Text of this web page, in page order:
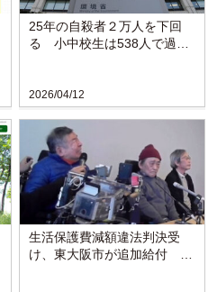
2026/04/12
25年の自殺者２万人を下回
る 小中校生は538人で過去
生活保護費減額違法判決受
け、東大阪市が追加給付 原